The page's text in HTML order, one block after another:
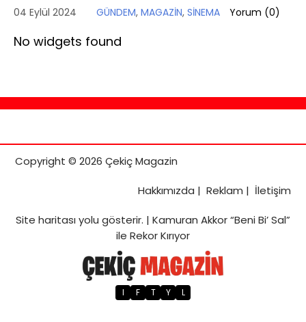
04 Eylül 2024 GÜNDEM, MAGAZİN, SİNEMA Yorum (0)
No widgets found
Copyright © 2026 Çekiç Magazin
Hakkımızda | Reklam | İletişim
Site haritasıyolu gösterir. | Kamuran Akkor “Beni Bi’ Sal”
ile Rekor Kırıyor
I F T Y L